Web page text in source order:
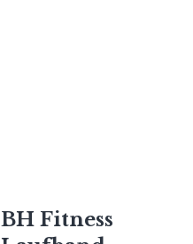
BH Fitness